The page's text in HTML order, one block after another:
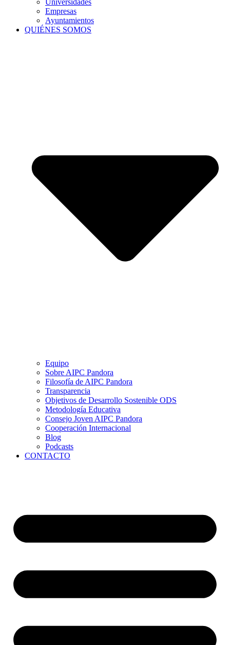
Universidades
Empresas
Ayuntamientos
QUIÉNES SOMOS
Equipo
Sobre AIPC Pandora
Filosofía de AIPC Pandora
Transparencia
Objetivos de Desarrollo Sostenible ODS
Metodología Educativa
Consejo Joven AIPC Pandora
Cooperación Internacional
Blog
Podcasts
CONTACTO